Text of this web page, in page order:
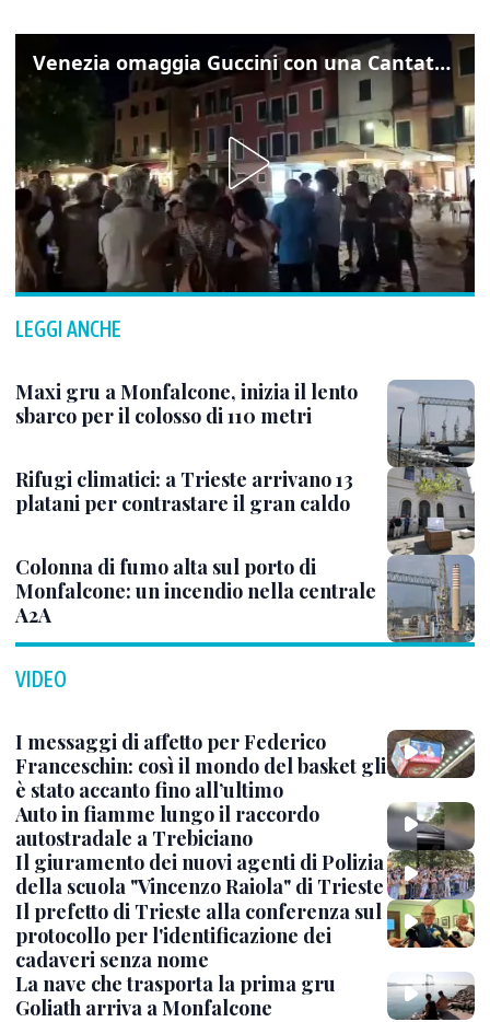
Venezia omaggia Guccini con una Cantata Anarchica in campo Santa Margherita
LEGGI ANCHE
Maxi gru a Monfalcone, inizia il lento
sbarco per il colosso di 110 metri
Rifugi climatici: a Trieste arrivano 13
platani per contrastare il gran caldo
Colonna di fumo alta sul porto di
Monfalcone: un incendio nella centrale
A2A
VIDEO
I messaggi di affetto per Federico
Franceschin: così il mondo del basket gli
è stato accanto fino all’ultimo
Auto in fiamme lungo il raccordo
autostradale a Trebiciano
Il giuramento dei nuovi agenti di Polizia
della scuola "Vincenzo Raiola" di Trieste
Il prefetto di Trieste alla conferenza sul
protocollo per l'identificazione dei
cadaveri senza nome
La nave che trasporta la prima gru
Goliath arriva a Monfalcone